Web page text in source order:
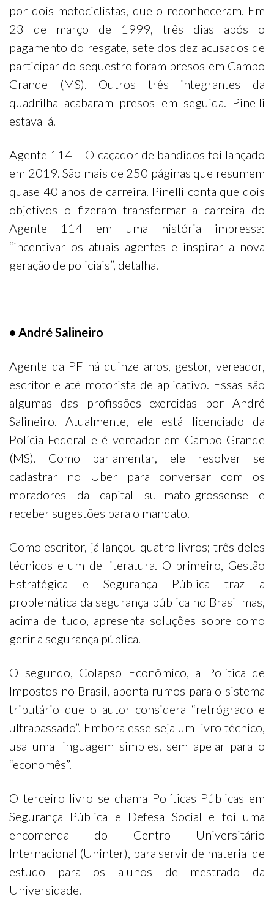
por dois motociclistas, que o reconheceram. Em
23 de março de 1999, três dias após o
pagamento do resgate, sete dos dez acusados de
participar do sequestro foram presos em Campo
Grande (MS). Outros três integrantes da
quadrilha acabaram presos em seguida. Pinelli
estava lá.
Agente 114 – O caçador de bandidos foi lançado
em 2019. São mais de 250 páginas que resumem
quase 40 anos de carreira. Pinelli conta que dois
objetivos o fizeram transformar a carreira do
Agente 114 em uma história impressa:
“incentivar os atuais agentes e inspirar a nova
geração de policiais”, detalha.
• André Salineiro
Agente da PF há quinze anos, gestor, vereador,
escritor e até motorista de aplicativo. Essas são
algumas das profissões exercidas por André
Salineiro. Atualmente, ele está licenciado da
Polícia Federal e é vereador em Campo Grande
(MS). Como parlamentar, ele resolver se
cadastrar no Uber para conversar com os
moradores da capital sul-mato-grossense e
receber sugestões para o mandato.
Como escritor, já lançou quatro livros; três deles
técnicos e um de literatura. O primeiro, Gestão
Estratégica e Segurança Pública traz a
problemática da segurança pública no Brasil mas,
acima de tudo, apresenta soluções sobre como
gerir a segurança pública.
O segundo, Colapso Econômico, a Política de
Impostos no Brasil, aponta rumos para o sistema
tributário que o autor considera “retrógrado e
ultrapassado”. Embora esse seja um livro técnico,
usa uma linguagem simples, sem apelar para o
“economês”.
O terceiro livro se chama Políticas Públicas em
Segurança Pública e Defesa Social e foi uma
encomenda do Centro Universitário
Internacional (Uninter), para servir de material de
estudo para os alunos de mestrado da
Universidade.